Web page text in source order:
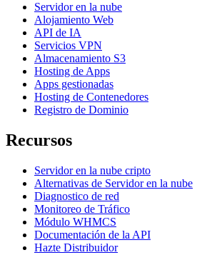
Servidor en la nube
Alojamiento Web
API de IA
Servicios VPN
Almacenamiento S3
Hosting de Apps
Apps gestionadas
Hosting de Contenedores
Registro de Dominio
Recursos
Servidor en la nube cripto
Alternativas de Servidor en la nube
Diagnostico de red
Monitoreo de Tráfico
Módulo WHMCS
Documentación de la API
Hazte Distribuidor